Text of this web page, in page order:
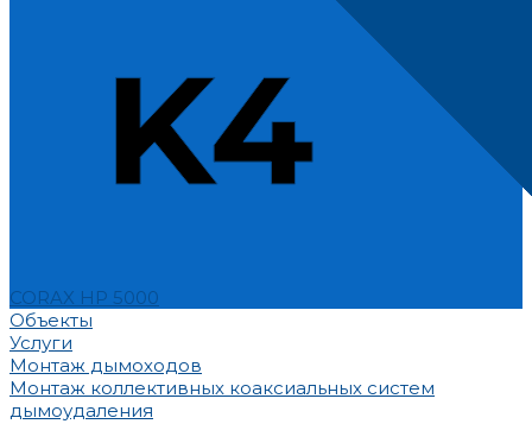
CORAX HP 5000
Объекты
Услуги
Монтаж дымоходов
Монтаж коллективных коаксиальных систем
дымоудаления